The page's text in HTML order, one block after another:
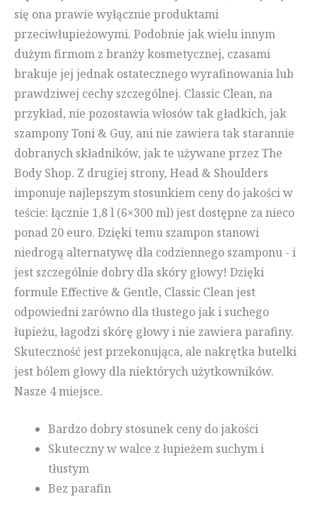
się ona prawie wyłącznie produktami
przeciwłupieżowymi. Podobnie jak wielu innym
dużym firmom z branży kosmetycznej, czasami
brakuje jej jednak ostatecznego wyrafinowania lub
prawdziwej cechy szczególnej. Classic Clean, na
przykład, nie pozostawia włosów tak gładkich, jak
szampony Toni & Guy, ani nie zawiera tak starannie
dobranych składników, jak te używane przez The
Body Shop. Z drugiej strony, Head & Shoulders
imponuje najlepszym stosunkiem ceny do jakości w
teście: łącznie 1,8 l (6×300 ml) jest dostępne za nieco
ponad 20 euro. Dzięki temu szampon stanowi
niedrogą alternatywę dla codziennego szamponu - i
jest szczególnie dobry dla skóry głowy! Dzięki
formule Effective & Gentle, Classic Clean jest
odpowiedni zarówno dla tłustego jak i suchego
łupieżu, łagodzi skórę głowy i nie zawiera parafiny.
Skuteczność jest przekonująca, ale nakrętka butelki
jest bólem głowy dla niektórych użytkowników.
Nasze 4 miejsce.
Bardzo dobry stosunek ceny do jakości
Skuteczny w walce z łupieżem suchym i
tłustym
Bez parafin